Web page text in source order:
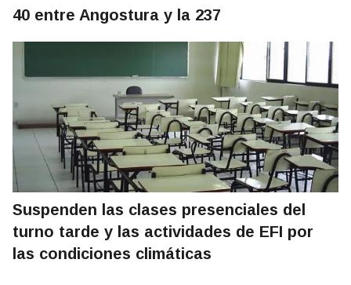
40 entre Angostura y la 237
Suspenden las clases presenciales del
turno tarde y las actividades de EFI por
las condiciones climáticas